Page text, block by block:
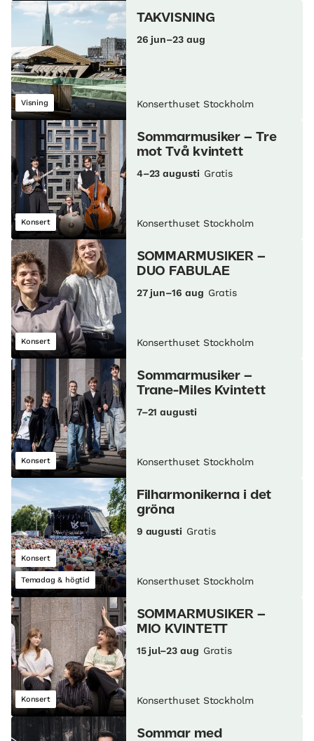
Visning
TAKVISNING
26 jun–23 aug
Konserthuset Stockholm
Konsert
Sommarmusiker – Tre
mot Två kvintett
4–23 augusti Gratis
Konserthuset Stockholm
Konsert
SOMMARMUSIKER –
DUO FABULAE
27 jun–16 aug Gratis
Konserthuset Stockholm
Konsert
Sommarmusiker –
Trane-Miles Kvintett
7–21 augusti
Konserthuset Stockholm
Konsert
Temadag & högtid
Filharmonikerna i det
gröna
9 augusti Gratis
Konserthuset Stockholm
Konsert
SOMMARMUSIKER –
MIO KVINTETT
15 jul–23 aug Gratis
Konserthuset Stockholm
Sommar med